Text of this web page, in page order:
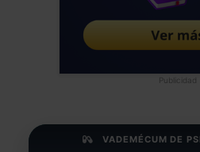
Publicidad
VADEMÉCUM DE